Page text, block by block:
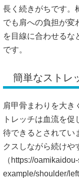
長く続きがちです。
でも肩への負担が変
を目線に合わせるな
です。
簡単なストレ
肩甲骨まわりを大き
トレッチは血流を
待できるとされてい
クスしながら続けや
（ https://
example/shoulder/